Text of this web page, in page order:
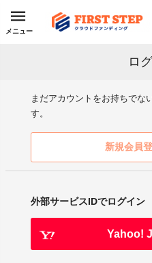
メニュー
ロ
まだアカウントをお持ちでな
す。
新規会員
外部サービスIDでログイン
Yahoo!